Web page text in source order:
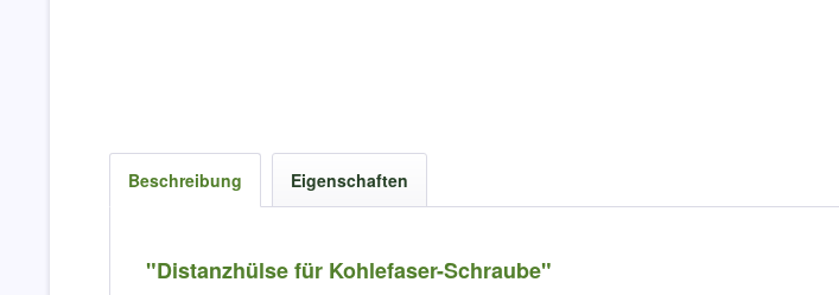
Beschreibung Eigenschaften
"Distanzhülse für Kohlefaser-Schraube"